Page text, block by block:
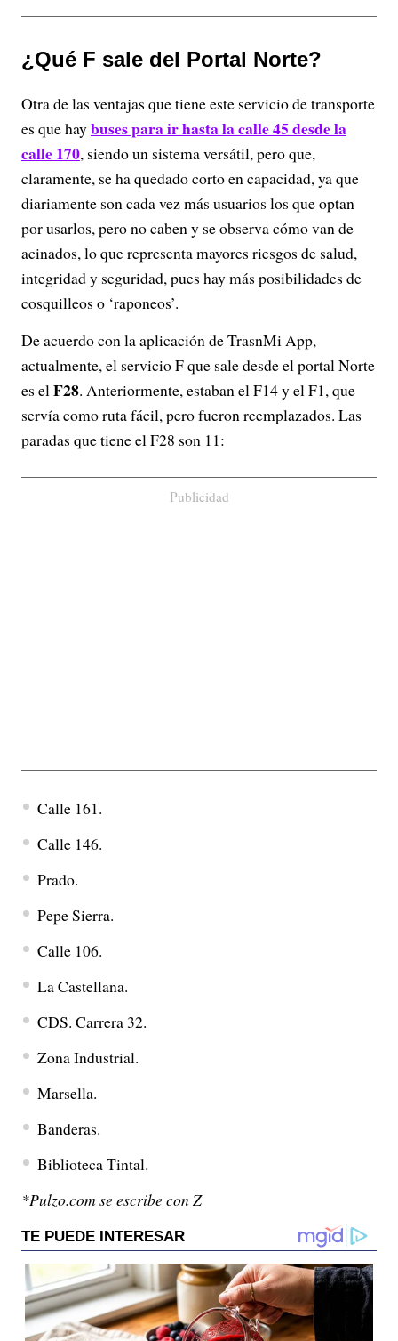
¿Qué F sale del Portal Norte?
Otra de las ventajas que tiene este servicio de transporte
es que haybuses para ir hasta la calle 45 desde la
calle 170, siendo un sistema versátil, pero que,
claramente, se ha quedado corto en capacidad, ya que
diariamente son cada vez más usuarios los que optan
por usarlos, pero no caben y se observa cómo van de
acinados, lo que representa mayores riesgos de salud,
integridad y seguridad, pues hay más posibilidades de
cosquilleos o ‘raponeos’.
De acuerdo con la aplicación de TrasnMi App,
actualmente, el servicio F que sale desde el portal Norte
es elF28. Anteriormente, estaban el F14 y el F1, que
servía como ruta fácil, pero fueron reemplazados. Las
paradas que tiene el F28 son 11:
Publicidad
Calle 161.
Calle 146.
Prado.
Pepe Sierra.
Calle 106.
La Castellana.
CDS. Carrera 32.
Zona Industrial.
Marsella.
Banderas.
Biblioteca Tintal.
*Pulzo.com se escribe con Z